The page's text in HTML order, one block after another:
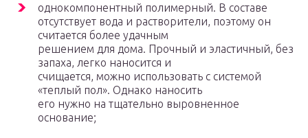
однокомпонентный полимерный. В составе
отсутствует вода и растворители, поэтому он
считается более удачным
решением для дома. Прочный и эластичный, без
запаха, легко наносится и
счищается, можно использовать с системой
«теплый пол». Однако наносить
его нужно на тщательно выровненное
основание;